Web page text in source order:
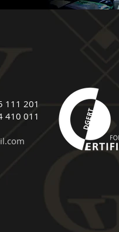
111 201
410 011